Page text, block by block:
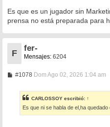
Es que es un jugador sin
prensa no está preparada para
F
fer-
Mensajes: 6204
#1078M
a
j
e
Dom Ago 02, 2026 1:04 am
CARLOSSOY escribió: ↑
Es que ni se habla de el,ha quedado